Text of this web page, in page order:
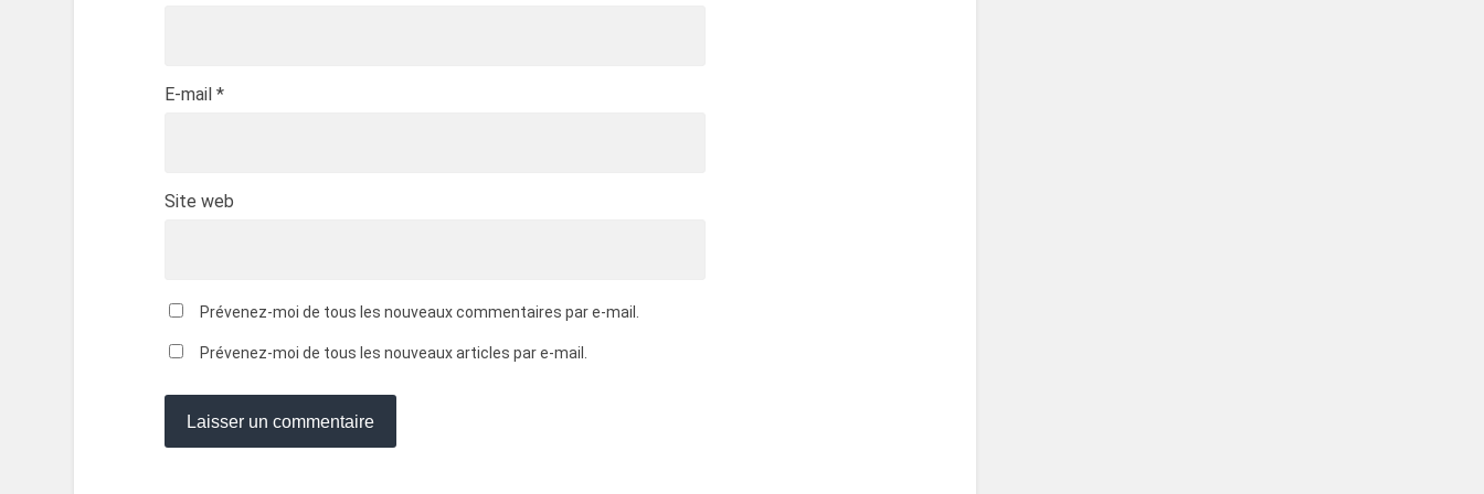
E-mail *
Site web
Prévenez-moi de tous les nouveaux commentaires par e-mail.
Prévenez-moi de tous les nouveaux articles par e-mail.